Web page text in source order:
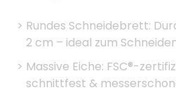
> Rundes Schneidebrett:
2 cm – ideal zum
> Massive Eiche: FSC®-
schnittfest &